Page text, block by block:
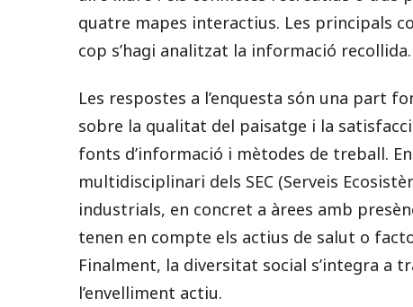
quatre mapes interactius. Les principals
cop s’hagi analitzat la informació recollida.
Les respostes a l’enquesta són una part
sobre la qualitat del paisatge i la
fonts d’informació i mètodes de treball.
multidisciplinari dels SEC (Serveis
industrials, en concret a àrees amb
tenen en compte els actius de salut o
Finalment, la diversitat social s’integra a
l’envelliment actiu.